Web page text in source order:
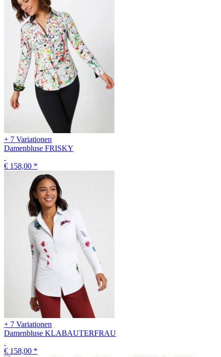
+ 7 Variationen
Damenbluse FRISKY
€ 158,00 *
+ 7 Variationen
Damenbluse KLABAUTERFRAU
€ 158,00 *